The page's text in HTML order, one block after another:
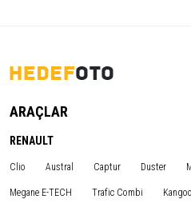
ARAÇLAR
RENAULT
Clio Austral Captur Duster
Megane E-TECH Trafic Combi